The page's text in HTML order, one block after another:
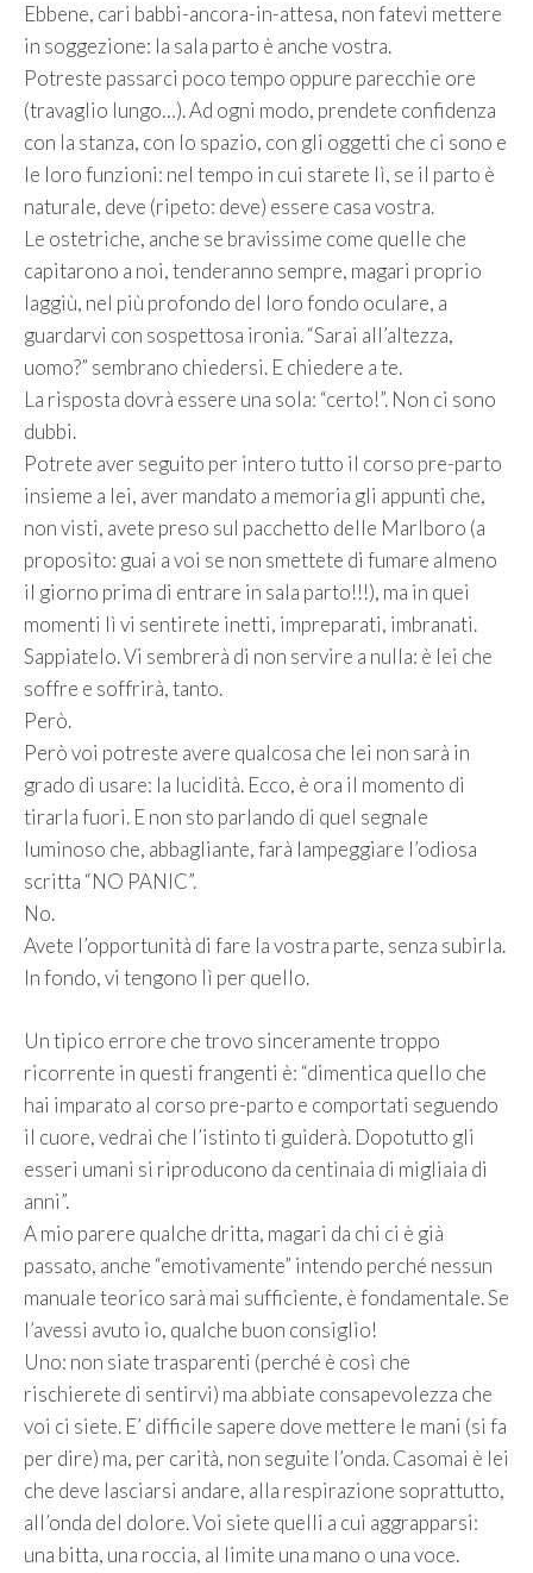
Ebbene, cari babbi-ancora-in-attesa, non fatevi mettere
in soggezione: la sala parto è anche vostra.
Potreste passarci poco tempo oppure parecchie ore
(travaglio lungo…). Ad ogni modo, prendete confidenza
con la stanza, con lo spazio, con gli oggetti che ci sono e
le loro funzioni: nel tempo in cui starete lì, se il parto è
naturale, deve (ripeto: deve) essere casa vostra.
Le ostetriche, anche se bravissime come quelle che
capitarono a noi, tenderanno sempre, magari proprio
laggiù, nel più profondo del loro fondo oculare, a
guardarvi con sospettosa ironia. “Sarai all’altezza,
uomo?” sembrano chiedersi. E chiedere a te.
La risposta dovrà essere una sola: “certo!”. Non ci sono
dubbi.
Potrete aver seguito per intero tutto il corso pre-parto
insieme a lei, aver mandato a memoria gli appunti che,
non visti, avete preso sul pacchetto delle Marlboro (a
proposito: guai a voi se non smettete di fumare almeno
il giorno prima di entrare in sala parto!!!), ma in quei
momenti lì vi sentirete inetti, impreparati, imbranati.
Sappiatelo. Vi sembrerà di non servire a nulla: è lei che
soffre e soffrirà, tanto.
Però.
Però voi potreste avere qualcosa che lei non sarà in
grado di usare: la lucidità. Ecco, è ora il momento di
tirarla fuori. E non sto parlando di quel segnale
luminoso che, abbagliante, farà lampeggiare l’odiosa
scritta “NO PANIC”.
No.
Avete l’opportunità di fare la vostra parte, senza subirla.
In fondo, vi tengono lì per quello.
Un tipico errore che trovo sinceramente troppo
ricorrente in questi frangenti è: “dimentica quello che
hai imparato al corso pre-parto e comportati seguendo
il cuore, vedrai che l’istinto ti guiderà. Dopotutto gli
esseri umani si riproducono da centinaia di migliaia di
anni”.
A mio parere qualche dritta, magari da chi ci è già
passato, anche “emotivamente” intendo perché nessun
manuale teorico sarà mai sufficiente, è fondamentale. Se
l’avessi avuto io, qualche buon consiglio!
Uno: non siate trasparenti (perché è così che
rischierete di sentirvi) ma abbiate consapevolezza che
voi ci siete. E’ difficile sapere dove mettere le mani (si fa
per dire) ma, per carità, non seguite l’onda. Casomai è lei
che deve lasciarsi andare, alla respirazione soprattutto,
all’onda del dolore. Voi siete quelli a cui aggrapparsi:
una bitta, una roccia, al limite una mano o una voce.